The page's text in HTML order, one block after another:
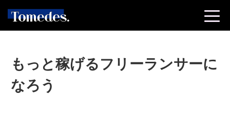
もっと稼げるフリーランサーに
なろう